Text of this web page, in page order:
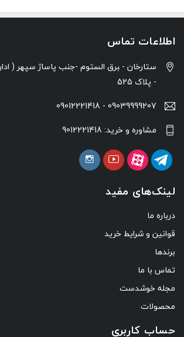
اطلاعات تماس
ستارخان - ‍برق الستوم -جنب پاساژ سپهر (
- پلاک 525
09039999207 - 09012221418
مشاوره و خرید: 9012221418
لینک‌های مفید
درباره ما
قوانین و شرایط خرید
برندها
تماس با ما
مجله خوشدست
محصولات
حساب کاربری